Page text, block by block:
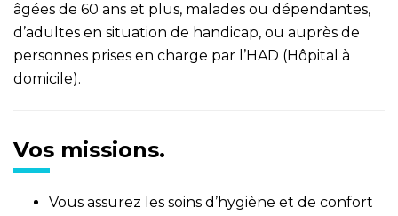
âgées de 60 ans et plus, malades ou dépendantes,
d’adultes en situation de handicap, ou auprès de
personnes prises en charge par l’HAD (Hôpital à
domicile).
Vos missions.
Vous assurez les soins d’hygiène et de confort